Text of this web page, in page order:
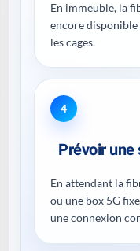
En immeuble, la
encore disponible
les cages.
4
Prévoir
En attendant la
ou une box 5G
une connexion